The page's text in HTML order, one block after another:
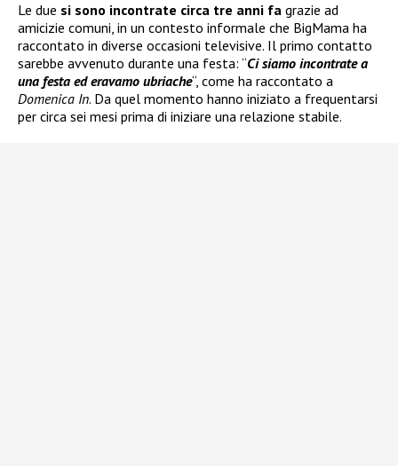
Le due si sono incontrate circa tre anni fa grazie ad
amicizie comuni, in un contesto informale che BigMama ha
raccontato in diverse occasioni televisive. Il primo contatto
sarebbe avvenuto durante una festa: “Ci siamo incontrate a
una festa ed eravamo ubriache“, come ha raccontato a
Domenica In. Da quel momento hanno iniziato a frequentarsi
per circa sei mesi prima di iniziare una relazione stabile.